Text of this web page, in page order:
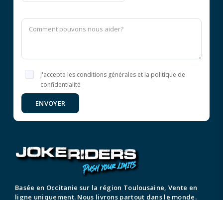
J'accepte les conditions générales et la politique de
confidentialité
ENVOYER
Basée en Occitanie sur la région Toulousaine, Vente en
ligne uniquement. Nous livrons partout dans le monde.